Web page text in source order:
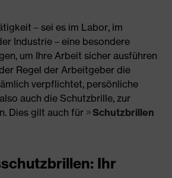
– sei es im Labor, im
Industrie – eine besondere
um Ihre Arbeit sicher ausführen
Regel der Arbeitgeber die
verpflichtet, persönliche
auch die Schutzbrille, zur
Dies gilt auch für
Schutzbrillen
Ihr